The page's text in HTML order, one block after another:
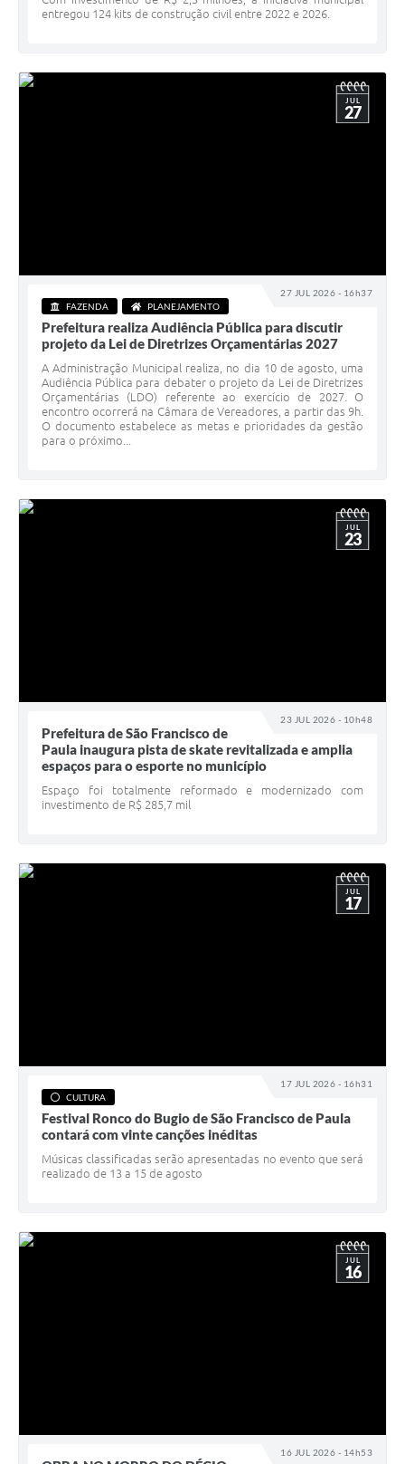
entregou 124 kits de construção civil entre 2022 e 2026.
27 JUL 2026 - 16h37
JUL
27
FAZENDA PLANEJAMENTO
Prefeitura realiza Audiência Pública para discutir
projeto da Lei de Diretrizes Orçamentárias 2027
A Administração Municipal realiza, no dia 10 de agosto, uma
Audiência Pública para debater o projeto da Lei de Diretrizes
Orçamentárias (LDO) referente ao exercício de 2027. O
encontro ocorrerá na Câmara de Vereadores, a partir das 9h.
O documento estabelece as metas e prioridades da gestão
para o próximo...
23 JUL 2026 - 10h48
JUL
23
Prefeitura de São Francisco de
Paula inaugura pista de skate revitalizada e amplia
espaços para o esporte no município
Espaço foi totalmente reformado e modernizado com
investimento de R$ 285,7 mil
17 JUL 2026 - 16h31
JUL
17
CULTURA
Festival Ronco do Bugio de São Francisco de Paula
contará com vinte canções inéditas
Músicas classificadas serão apresentadas no evento que será
realizado de 13 a 15 de agosto
16 JUL 2026 - 14h53
JUL
16